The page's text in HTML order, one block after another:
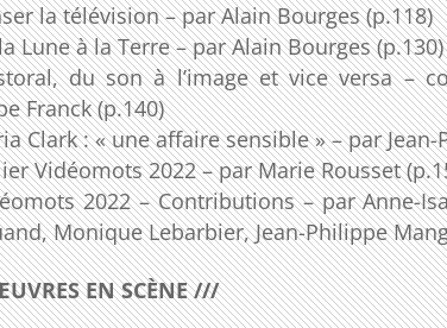
la télévision – par Alain Bourges (p.118)
Lune à la Terre – par Alain Bourges (p.130)
du son à l’image et vice versa –
Franck (p.140)
Clark : « une affaire sensible » – par
Vidéomots 2022 – par Marie Rousset
2022 – Contributions – par Anne-
Monique Lebarbier, Jean-Philippe
EN SCÈNE ///